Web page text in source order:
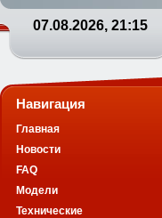
07.08.2026, 21:15
Навигация
Главная
Новости
FAQ
Модели
Технические